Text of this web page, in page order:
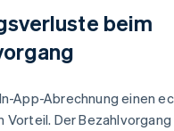
beim
App-Abrechnung einen
Vorteil. Der